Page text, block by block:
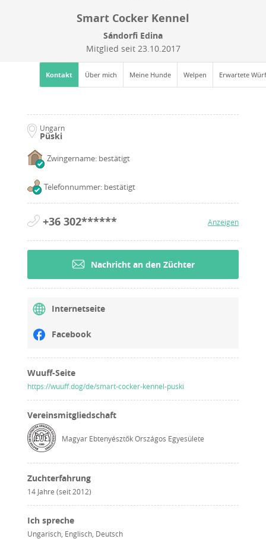
Smart Cocker Kennel
Sándorfi Edina
Mitglied seit 23.10.2017
Kontakt Über mich Meine Hunde Welpen Erwartete
Ungarn
Püski
Zwingername: bestätigt
Telefonnummer: bestätigt
+36 302****** Anzeigen
Nachricht an den Züchter
Internetseite
Facebook
Wuuff-Seite
https://wuuff.dog/de/smart-cocker-kennel-puski
Vereinsmitgliedschaft
Magyar Ebtenyésztők Országos Egyesülete
Zuchterfahrung
14 Jahre (seit 2012)
Ich spreche
Ungarisch, Englisch, Deutsch